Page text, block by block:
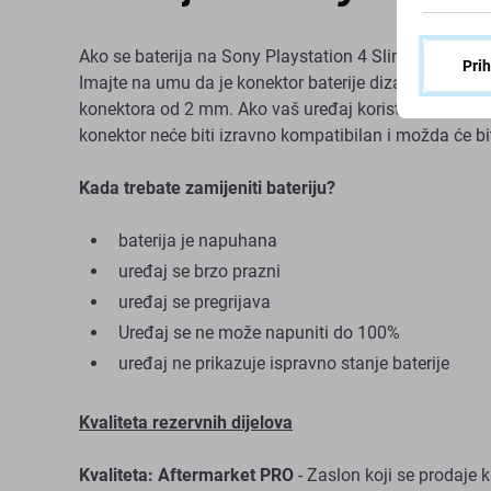
Ako se baterija na Sony Playstation 4 Slim
Imajte na umu da je konektor baterije dizajniran za
konektora od 2 mm. Ako vaš uređaj koristi JST
konektor neće biti izravno kompatibilan i možda će
Kada trebate zamijeniti bateriju?
baterija je napuhana
uređaj se brzo prazni
uređaj se pregrijava
Uređaj se ne može napuniti do 100%
uređaj ne prikazuje ispravno stanje baterije
Kvaliteta rezervnih dijelova
Kvaliteta: Aftermarket PRO - Zaslon koji se prodaje